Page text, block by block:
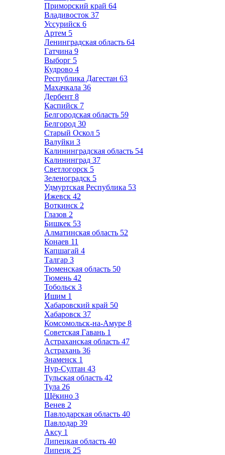
Приморский край 64
Владивосток 37
Уссурийск 6
Артем 5
Ленинградская область 64
Гатчина 9
Выборг 5
Кудрово 4
Республика Дагестан 63
Махачкала 36
Дербент 8
Каспийск 7
Белгородская область 59
Белгород 30
Старый Оскол 5
Валуйки 3
Калининградская область 54
Калининград 37
Светлогорск 5
Зеленоградск 5
Удмуртская Республика 53
Ижевск 42
Воткинск 2
Глазов 2
Бишкек 53
Алматинская область 52
Конаев 11
Капшагай 4
Талгар 3
Тюменская область 50
Тюмень 42
Тобольск 3
Ишим 1
Хабаровский край 50
Хабаровск 37
Комсомольск-на-Амуре 8
Советская Гавань 1
Астраханская область 47
Астрахань 36
Знаменск 1
Нур-Султан 43
Тульская область 42
Тула 26
Щёкино 3
Венев 2
Павлодарская область 40
Павлодар 39
Аксу 1
Липецкая область 40
Липецк 25